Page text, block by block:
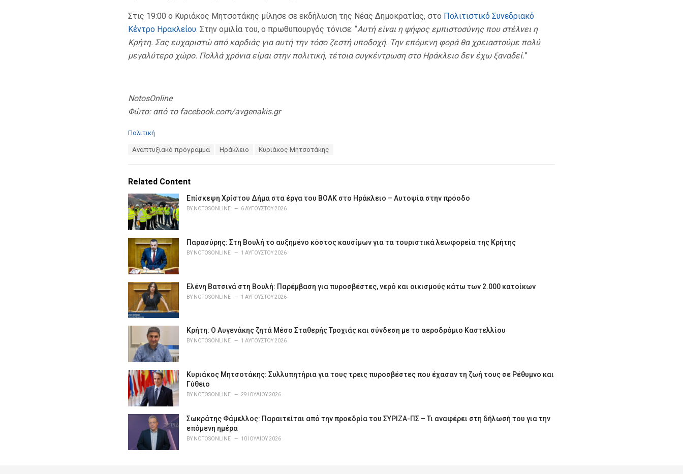
Στις 19:00 ο Κυριάκος Μητσοτάκης μίλησε σε εκδήλωση της Νέας Δημοκρατίας, στο Πολιτιστικό Συνεδριακό
Κέντρο Ηρακλείου. Στην ομιλία του, ο πρωθυπουργός τόνισε: “Αυτή είναι η ψήφος εμπιστοσύνης που στέλνει η
Κρήτη. Σας ευχαριστώ από καρδιάς για αυτή την τόσο ζεστή υποδοχή. Την επόμενη φορά θα χρειαστούμε πολύ
μεγαλύτερο χώρο. Πολλά χρόνια είμαι στην πολιτική, τέτοια συγκέντρωση στο Ηράκλειο δεν έχω ξαναδεί.”
NotosOnline
Φώτο: από το facebook.com/avgenakis.gr
C
o
i
e
s
:
Πολιτική
:
Αναπτυξιακό πρόγραμμα Ηράκλειο Κυριάκος Μητσοτάκης
Related Content
Επίσκεψη Χρίστου Δήμα στα έργα του ΒΟΑΚ στο Ηράκλειο – Αυτοψία στην πρόοδο
BY NOTOSONLINE 6 ΑΥΓΟΎΣΤΟΥ 2026
Παρασύρης: Στη Βουλή το αυξημένο κόστος καυσίμων για τα τουριστικά λεωφορεία της Κρήτης
BY NOTOSONLINE 1 ΑΥΓΟΎΣΤΟΥ 2026
Ελένη Βατσινά στη Βουλή: Παρέμβαση για πυροσβέστες, νερό και οικισμούς κάτω των 2.000 κατοίκων
BY NOTOSONLINE 1 ΑΥΓΟΎΣΤΟΥ 2026
Κρήτη: Ο Αυγενάκης ζητά Μέσο Σταθερής Τροχιάς και σύνδεση με το αεροδρόμιο Καστελλίου
BY NOTOSONLINE 1 ΑΥΓΟΎΣΤΟΥ 2026
Κυριάκος Μητσοτάκης: Συλλυπητήρια για τους τρεις πυροσβέστες που έχασαν τη ζωή τους σε Ρέθυμνο και
Γύθειο
BY NOTOSONLINE 29 ΙΟΥΛΊΟΥ 2026
Σωκράτης Φάμελλος: Παραιτείται από την προεδρία του ΣΥΡΙΖΑ-ΠΣ – Τι αναφέρει στη δήλωσή του για την
επόμενη ημέρα
BY NOTOSONLINE 10 ΙΟΥΛΊΟΥ 2026